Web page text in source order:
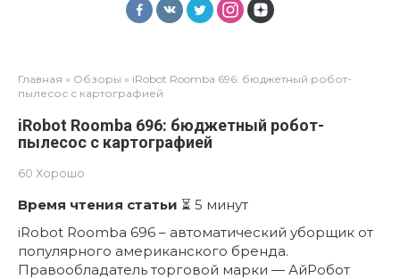
Главная » Обзоры » iRobot Roomba 696: бюджетный робот-
пылесос с картографией
iRobot Roomba 696: бюджетный робот-
пылесос с картографией
60 Хорошо
Время чтения статьи ⏳ 5 минут
iRobot Roomba 696 – автоматический уборщик от
популярного американского бренда.
Правообладатель торговой марки — АйРобот